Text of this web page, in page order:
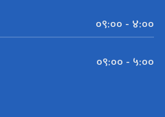
०९:०० - ४:००
०९:०० - ५:००